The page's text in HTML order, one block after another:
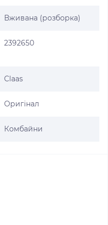
Вживана (розборка)
2392650
Claas
Оригінал
Комбайни